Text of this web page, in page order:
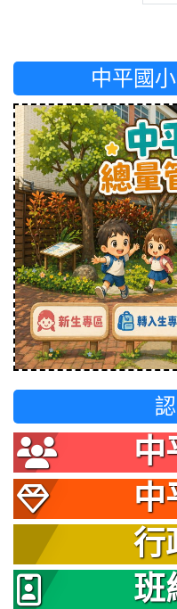
中平國
中
中
行
班